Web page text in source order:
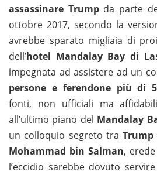
assassinare Trumpda parte
ottobre 2017, secondo la
avrebbe sparato migliaia di
dell’hotel Mandalay Bay di
impegnata ad assistere ad un
persone e ferendone più di
fonti, non ufficiali ma
all’ultimo piano del Mandalay
un colloquio segreto tra
Mohammad bin Salman,
l’eccidio sarebbe dovuto